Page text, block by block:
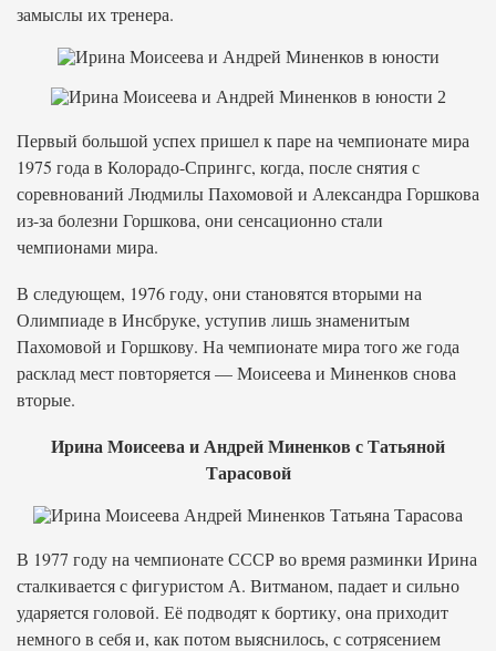
замыслы их тренера.
Первый большой успех пришел к паре на чемпионате мира
1975 года в Колорадо-Спрингс, когда, после снятия с
соревнований Людмилы Пахомовой и Александра Горшкова
из-за болезни Горшкова, они сенсационно стали
чемпионами мира.
В следующем, 1976 году, они становятся вторыми на
Олимпиаде в Инсбруке, уступив лишь знаменитым
Пахомовой и Горшкову. На чемпионате мира того же года
расклад мест повторяется — Моисеева и Миненков снова
вторые.
Ирина Моисеева и Андрей Миненков с Татьяной
Тарасовой
В 1977 году на чемпионате СССР во время разминки Ирина
сталкивается с фигуристом А. Витманом, падает и сильно
ударяется головой. Её подводят к бортику, она приходит
немного в себя и, как потом выяснилось, с сотрясением